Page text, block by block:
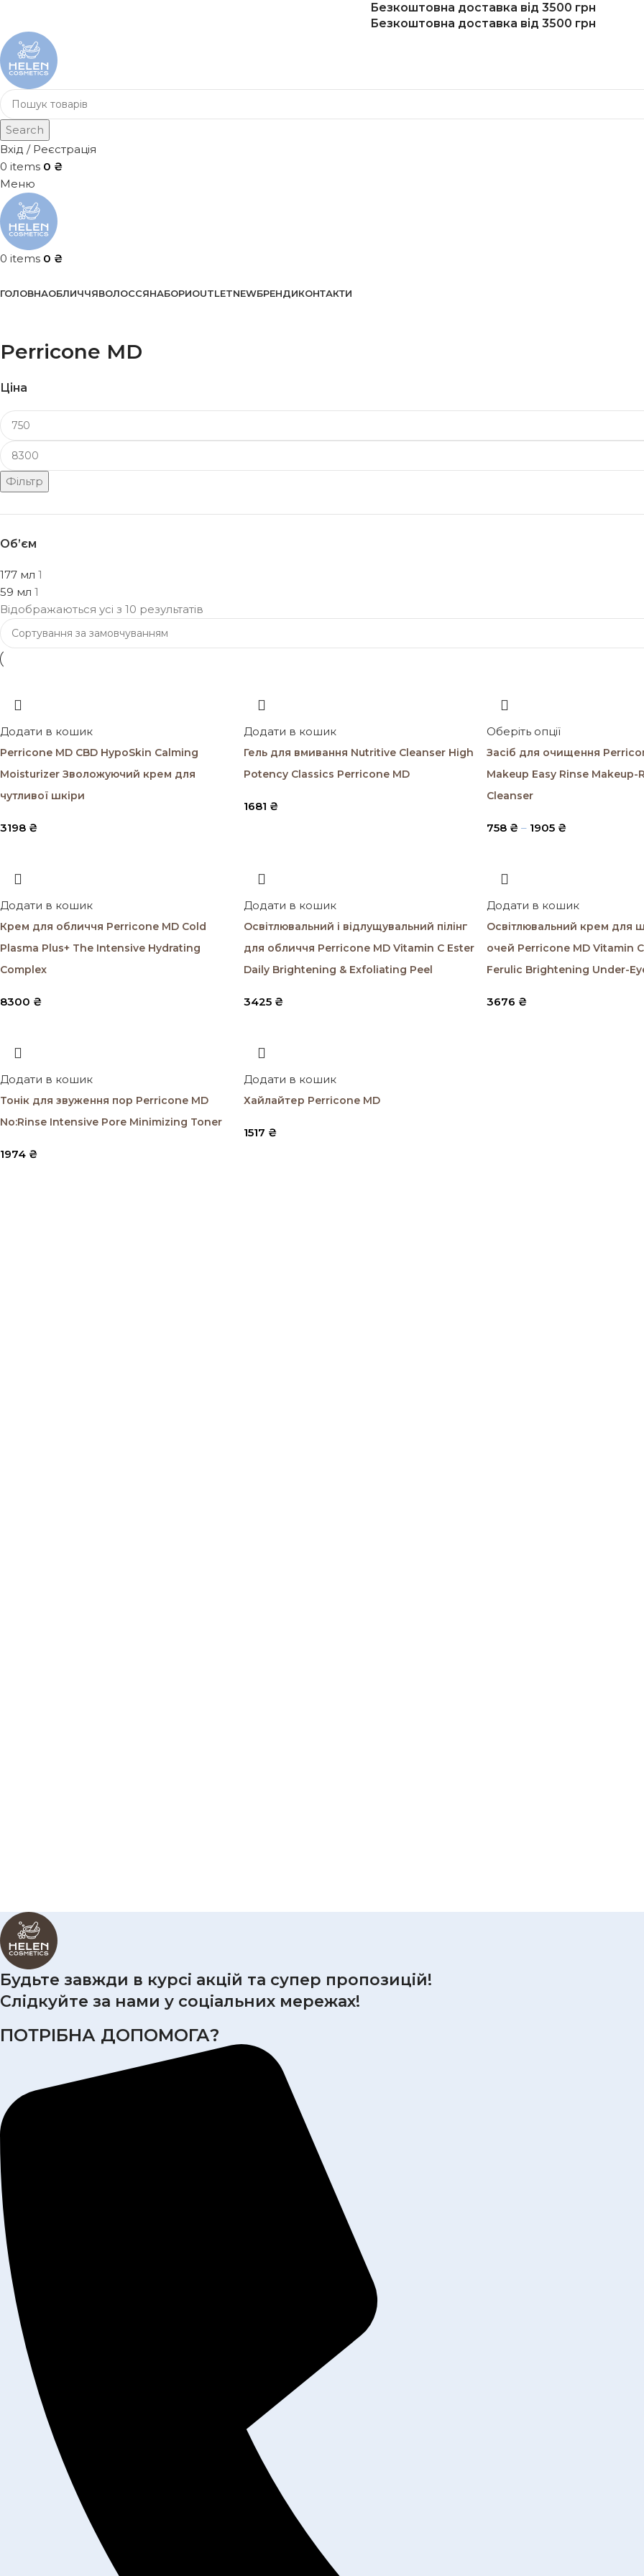
Безкоштовна доставка від 3500 грн
Безкоштовна доставка від 3500 грн
Search
Вхід / Реєстрація
0 items 0 ₴
Меню
0 items 0 ₴
ГОЛОВНАОБЛИЧЧЯВОЛОССЯНАБОРИOUTLETNEWБРЕНДИКОНТАКТИ
Perricone MD
Ціна
Фільтр
Об’єм
177 мл 1
59 мл 1
Відображаються усі з 10 результатів
Додати в кошик
Perricone MD CBD HypoSkin Calming
Moisturizer Зволожуючий крем для
чутливої шкіри
3198 ₴
Додати в кошик
Гель для вмивання Nutritive Cleanser High
Potency Classics Perricone MD
1681 ₴
Оберіть опції
Засіб для очищення
Makeup Easy Rinse Makeup-
Cleanser
758 ₴ – 1905 ₴
Додати в кошик
Крем для обличчя Perricone MD Cold
Plasma Plus+ The Intensive Hydrating
Complex
8300 ₴
Додати в кошик
Освітлювальний і відлущувальний пілінг
для обличчя Perricone MD Vitamin C Ester
Daily Brightening & Exfoliating Peel
3425 ₴
Додати в кошик
Освітлювальний крем для
очей Perricone MD Vitamin C
Ferulic Brightening Under-
3676 ₴
Додати в кошик
Тонік для звуження пор Perricone MD
No:Rinse Intensive Pore Minimizing Toner
1974 ₴
Додати в кошик
Хайлайтер Perricone MD
1517 ₴
Будьте завжди в курсі акцій та супер пропозицій!
Слідкуйте за нами у соціальних мережах!
ПОТРІБНА ДОПОМОГА?